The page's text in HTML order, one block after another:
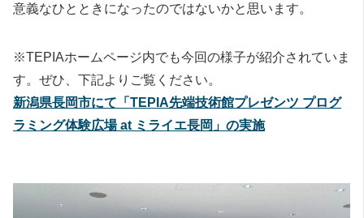
意義なひとときになったのではないかと思います。
※TEPIAホームページ内でも今回の様子が紹介されていま
す。ぜひ、下記よりご覧ください。
新潟県長岡市にて「TEPIA先端技術館プレゼンツ プログ
ラミング体験広場 at ミライエ長岡」の実施